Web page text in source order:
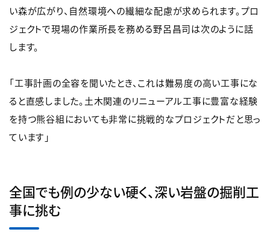
い森が広がり、自然環境への繊細な配慮が求められます。プロ
ジェクトで現場の作業所長を務める野呂昌司は次のように話
します。
「工事計画の全容を聞いたとき、これは難易度の高い工事にな
ると直感しました。土木関連のリニューアル工事に豊富な経験
を持つ熊谷組においても非常に挑戦的なプロジェクトだと思っ
ています」
全国でも例の少ない硬く、深い岩盤の掘削工
事に挑む